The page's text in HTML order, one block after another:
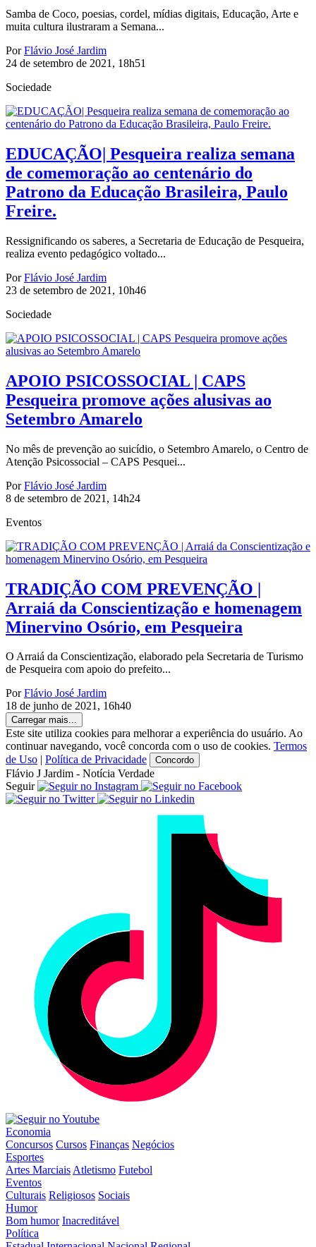
Samba de Coco, poesias, cordel, mídias digitais, Educação, Arte e
muita cultura ilustraram a Semana...
PorFlávio José Jardim
24 de setembro de 2021, 18h51
Sociedade
EDUCAÇÃO| Pesqueira realiza semana
de comemoração ao centenário do
Patrono da Educação Brasileira, Paulo
Freire.
Ressignificando os saberes, a Secretaria de Educação de Pesqueira,
realiza evento pedagógico voltado...
PorFlávio José Jardim
23 de setembro de 2021, 10h46
Sociedade
APOIO PSICOSSOCIAL | CAPS
Pesqueira promove ações alusivas ao
Setembro Amarelo
No mês de prevenção ao suicídio, o Setembro Amarelo, o Centro de
Atenção Psicossocial – CAPS Pesquei...
PorFlávio José Jardim
8 de setembro de 2021, 14h24
Eventos
TRADIÇÃO COM PREVENÇÃO |
Arraiá da Conscientização e homenagem
Minervino Osório, em Pesqueira
O Arraiá da Conscientização, elaborado pela Secretaria de Turismo
de Pesqueira com apoio do prefeito...
PorFlávio José Jardim
18 de junho de 2021, 16h40
Carregar mais...
Este site utiliza cookies para melhorar a experiência do usuário. Ao
continuar navegando, você concorda com o uso de cookies. Termos
de Uso | Política de Privacidade Concordo
Flávio J Jardim - Notícia Verdade
Seguir
Economia
Concursos Cursos Finanças Negócios
Esportes
Artes MarciaisAtletismo Futebol
Eventos
Culturais Religiosos Sociais
Humor
Bom humor Inacreditável
Política